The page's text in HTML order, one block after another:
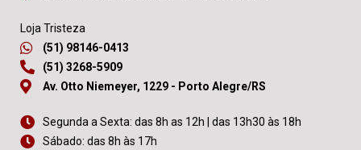
Loja Tristeza
(51) 98146-0413
(51) 3268-5909
Av. Otto Niemeyer, 1229 - Porto Alegre/RS
Segunda a Sexta: das 8h as 12h | das 13h30 às 18h
Sábado: das 8h às 17h